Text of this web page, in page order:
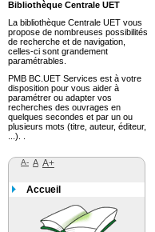
Bibliothèque Centrale UET
La bibliothèque Centrale UET vous
propose de nombreuses possibilités
de recherche et de navigation,
celles-ci sont grandement
paramétrables.
PMB BC.UET Services est à votre
disposition pour vous aider à
paramétrer ou adapter vos
recherches des ouvrages en
quelques secondes et par un ou
plusieurs mots (titre, auteur, éditeur,
...). .
A- A A+
Accueil